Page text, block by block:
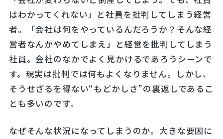
はわかってくれない」と社員を批判してしまう経営
者。「会社は何をやっているんだろうか？そんな経
営者なんかやめてしまえ」と経営を批判してしまう
社員。会社のなかでよく見かけるであろうシーンで
す。現実は批判では何もよくなりません。しかし、
そうせざるを得ない“もどかしさ”の裏返しであるこ
とも多いのです。
なぜそんな状況になってしまうのか。大きな要因に